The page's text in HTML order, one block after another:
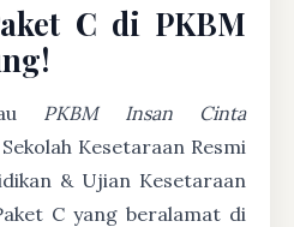
C di PKBM
PKBM Insan Cinta
Kesetaraan Resmi
& Ujian Kesetaraan
C yang beralamat di